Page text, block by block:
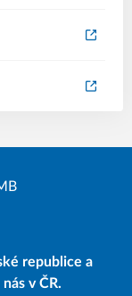
republice a
v ČR.